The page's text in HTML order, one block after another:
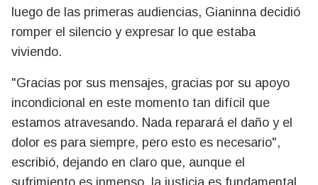
luego de las primeras audiencias, Gianinna decidió
romper el silencio y expresar lo que estaba
viviendo.
"Gracias por sus mensajes, gracias por su apoyo
incondicional en este momento tan difícil que
estamos atravesando. Nada reparará el daño y el
dolor es para siempre, pero esto es necesario",
escribió, dejando en claro que, aunque el
sufrimiento es inmenso, la justicia es fundamental